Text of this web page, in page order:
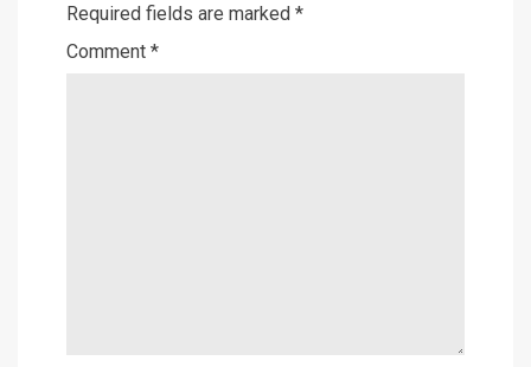
Required fields are marked *
Comment *